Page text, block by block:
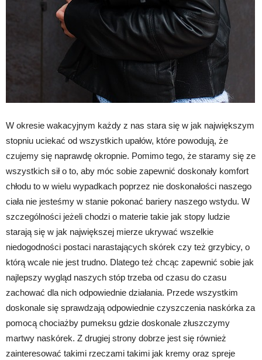
W okresie wakacyjnym każdy z nas stara się w jak największym
stopniu uciekać od wszystkich upałów, które powodują, że
czujemy się naprawdę okropnie. Pomimo tego, że staramy się ze
wszystkich sił o to, aby móc sobie zapewnić doskonały komfort
chłodu to w wielu wypadkach poprzez nie doskonałości naszego
ciała nie jesteśmy w stanie pokonać bariery naszego wstydu. W
szczególności jeżeli chodzi o materie takie jak stopy ludzie
starają się w jak największej mierze ukrywać wszelkie
niedogodności postaci narastających skórek czy też grzybicy, o
którą wcale nie jest trudno. Dlatego też chcąc zapewnić sobie jak
najlepszy wygląd naszych stóp trzeba od czasu do czasu
zachować dla nich odpowiednie działania. Przede wszystkim
doskonale się sprawdzają odpowiednie czyszczenia naskórka za
pomocą chociażby pumeksu gdzie doskonale złuszczymy
martwy naskórek. Z drugiej strony dobrze jest się również
zainteresować takimi rzeczami takimi jak kremy oraz spreje